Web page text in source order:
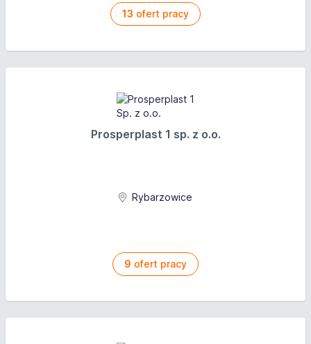
13 ofert pracy
Prosperplast 1 sp. z o.o.
Rybarzowice
9 ofert pracy